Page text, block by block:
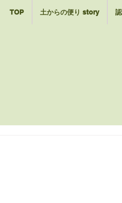
TOP 土からの便り story